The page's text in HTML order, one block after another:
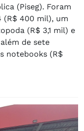
(Piseg). Foram
(R$ 400 mil), um
(R$ 3,1 mil) e
de sete
notebooks (R$